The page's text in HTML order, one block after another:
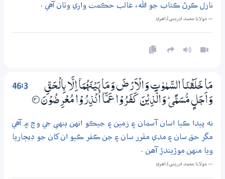
نازل ڪرڻ ڪتاب جو الله، غالب حڪمت واري وٽان آهي .
— مولانا محمد ادريس ڏاھري
46:3
مَا خَلَقْنَا السَّمٰوٰتِ وَالْاَرْضَ وَمَا بَيْنَهُمَآ اِلَّا بِالْـحَـقِّ
وَاَجَلٍ مُّسَمًّى ۭ وَالَّذِيْنَ كَفَرُوْا عَمَّآ اُنْذِرُوْا مُعْرِضُوْنَ 3‏۝
نه پيدا ڪيا اسان آسمان ۽ زمين ۽ جيڪو انهن ٻنهي جي وچ ۾ آهي
مگر حق سان ۽ مدي مقرر سان ۽ جن ڪفر ڪيو ان کان جو ڊيڄاريا
ويا منهن موڙيندڙ آهن .
— مولانا محمد ادريس ڏاھري